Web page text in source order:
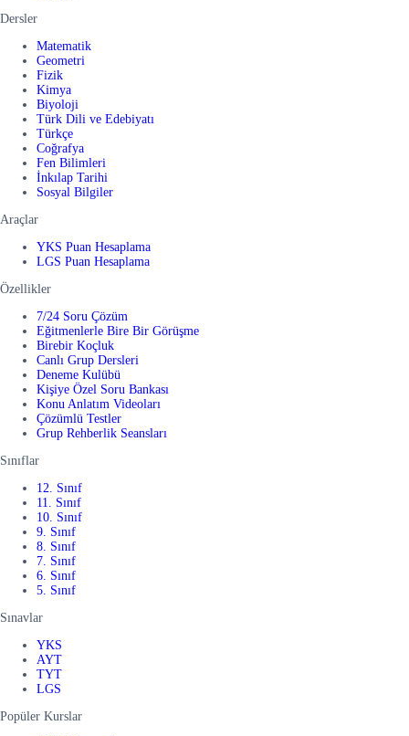
Dersler
Matematik
Geometri
Fizik
Kimya
Biyoloji
Türk Dili ve Edebiyatı
Türkçe
Coğrafya
Fen Bilimleri
İnkılap Tarihi
Sosyal Bilgiler
Araçlar
YKS Puan Hesaplama
LGS Puan Hesaplama
Özellikler
7/24 Soru Çözüm
Eğitmenlerle Bire Bir Görüşme
Birebir Koçluk
Canlı Grup Dersleri
Deneme Kulübü
Kişiye Özel Soru Bankası
Konu Anlatım Videoları
Çözümlü Testler
Grup Rehberlik Seansları
Sınıflar
12. Sınıf
11. Sınıf
10. Sınıf
9. Sınıf
8. Sınıf
7. Sınıf
6. Sınıf
5. Sınıf
Sınavlar
YKS
AYT
TYT
LGS
Popüler Kurslar